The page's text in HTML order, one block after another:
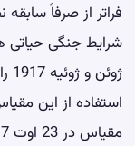
فراتر از صرفاً
شرایط جنگی حیاتی
استفاده از این
مقیاس در 23 اوت 1917 مورد تأیید قرار گرفت.